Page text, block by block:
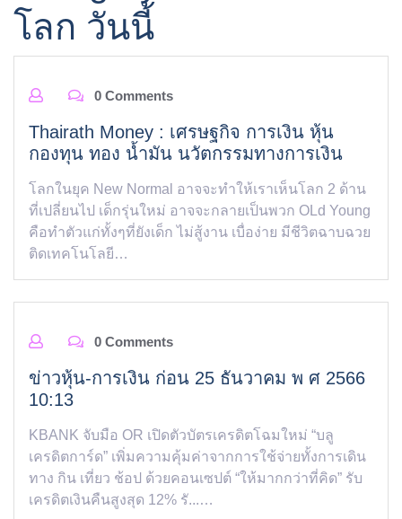
โลก วันนี้
0 Comments
Thairath Money : เศรษฐกิจ การเงิน หุ้น
กองทุน ทอง น้ำมัน นวัตกรรมทางการเงิน
โลกในยุค New Normal อาจจะทำให้เราเห็นโลก 2 ด้าน
ที่เปลี่ยนไป เด็กรุ่นใหม่ อาจจะกลายเป็นพวก OLd Young
คือทำตัวแก่ทั้งๆที่ยังเด็ก ไม่สู้งาน เบื่อง่าย มีชีวิตฉาบฉวย
ติดเทคโนโลยี…
0 Comments
ข่าวหุ้น-การเงิน ก่อน 25 ธันวาคม พ ศ 2566
10:13
KBANK จับมือ OR เปิดตัวบัตรเครดิตโฉมใหม่ “บลู
เครดิตการ์ด” เพิ่มความคุ้มค่าจากการใช้จ่ายทั้งการเดิน
ทาง กิน เที่ยว ช้อป ด้วยคอนเซปต์ “ให้มากกว่าที่คิด” รับ
เครดิตเงินคืนสูงสุด 12% รั...…